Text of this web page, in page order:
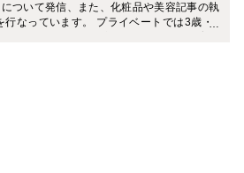
ついて発信、また、化粧品や美容記事の執
行なっています。 プライベートでは3歳・7